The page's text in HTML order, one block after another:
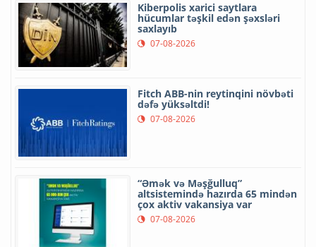
Kiberpolis xarici saytlara
hücumlar təşkil edən şəxsləri
saxlayıb
07-08-2026
Fitch ABB-nin reytinqini növbəti
dəfə yüksəltdi!
07-08-2026
“Əmək və Məşğulluq”
altsistemində hazırda 65 mindən
çox aktiv vakansiya var
07-08-2026